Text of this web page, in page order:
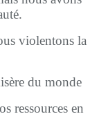
violentons la
du monde
ressources en